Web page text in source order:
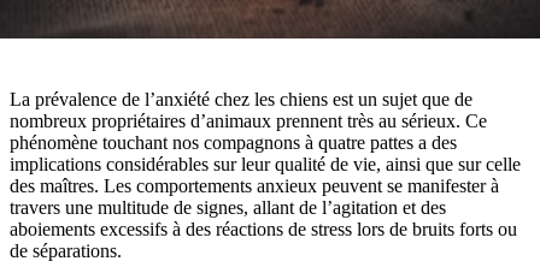
La prévalence de l’anxiété chez les chiens est un sujet que de
nombreux propriétaires d’animaux prennent très au sérieux. Ce
phénomène touchant nos compagnons à quatre pattes a des
implications considérables sur leur qualité de vie, ainsi que sur celle
des maîtres. Les comportements anxieux peuvent se manifester à
travers une multitude de signes, allant de l’agitation et des
aboiements excessifs à des réactions de stress lors de bruits forts ou
de séparations.